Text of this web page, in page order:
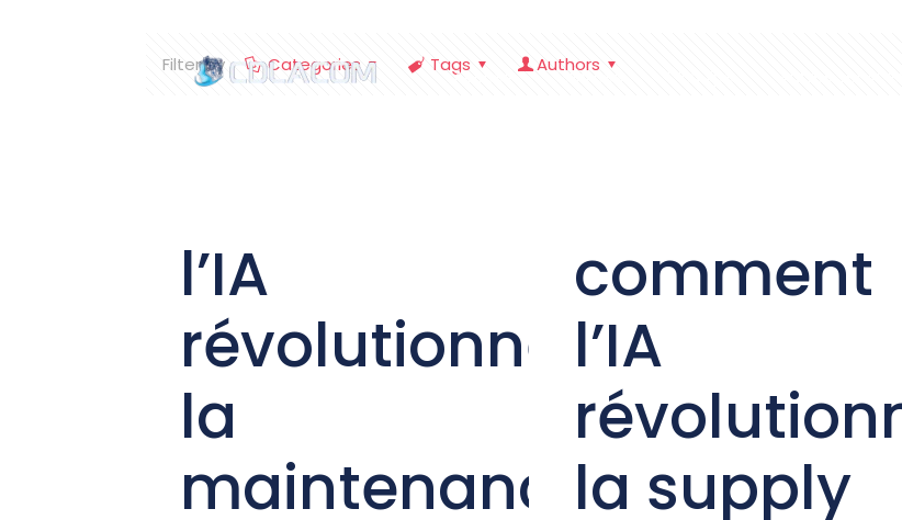
Accueil Services
Filter by Categories Tags Authors
l’IA
révolutionne
la
maintenance
comment
l’IA
la supply